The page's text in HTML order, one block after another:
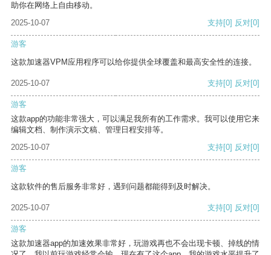
助你在网络上自由移动。
2025-10-07
支持[0] 反对[0]
游客
这款加速器VPM应用程序可以给你提供全球覆盖和最高安全性的连接。
2025-10-07 支持[0] 反对[0]
游客
这款app的功能非常强大，可以满足我所有的工作需求。我可以使用它来
编辑文档、制作演示文稿、管理日程安排等。
2025-10-07
支持[0] 反对[0]
游客
这款软件的售后服务非常好，遇到问题都能得到及时解决。
2025-10-07 支持[0] 反对[0]
游客
这款加速器app的加速效果非常好，玩游戏再也不会出现卡顿、掉线的情